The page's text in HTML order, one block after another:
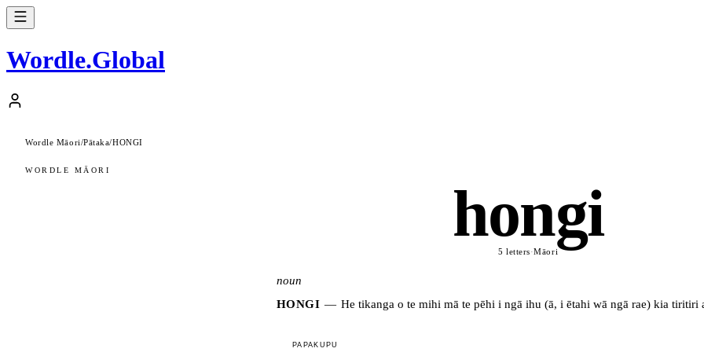
Wordle.Global
Wordle Māori/Pātaka/HONGI
WORDLE MĀORI
hongi
5 letters·Māori
noun
HONGI — He tikanga o te mihi mā te pēhi i ngā ihu (ā, i ētahi wā ngā rae) kia tiritiri
PAPAKUPU